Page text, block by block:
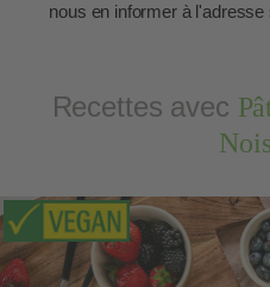
nous en informer à l'adresse
Recettes avec